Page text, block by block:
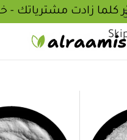
كلما زادت مشترياتك -